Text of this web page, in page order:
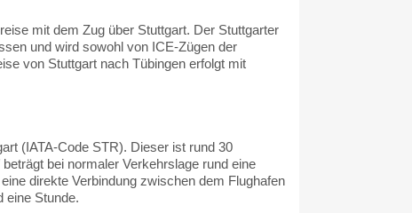
mit dem Zug über Stuttgart. Der Stuttgarter
und wird sowohl von ICE-Zügen der
von Stuttgart nach Tübingen erfolgt mit
(IATA-Code STR). Dieser ist rund 30
bei normaler Verkehrslage rund eine
direkte Verbindung zwischen dem Flughafen
eine Stunde.